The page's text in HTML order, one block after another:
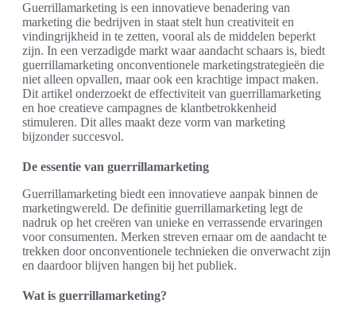
Guerrillamarketing is een innovatieve benadering van
marketing die bedrijven in staat stelt hun creativiteit en
vindingrijkheid in te zetten, vooral als de middelen beperkt
zijn. In een verzadigde markt waar aandacht schaars is, biedt
guerrillamarketing onconventionele marketingstrategieën die
niet alleen opvallen, maar ook een krachtige impact maken.
Dit artikel onderzoekt de effectiviteit van guerrillamarketing
en hoe creatieve campagnes de klantbetrokkenheid
stimuleren. Dit alles maakt deze vorm van marketing
bijzonder succesvol.
De essentie van guerrillamarketing
Guerrillamarketing biedt een innovatieve aanpak binnen de
marketingwereld. De definitie guerrillamarketing legt de
nadruk op het creëren van unieke en verrassende ervaringen
voor consumenten. Merken streven ernaar om de aandacht te
trekken door onconventionele technieken die onverwacht zijn
en daardoor blijven hangen bij het publiek.
Wat is guerrillamarketing?